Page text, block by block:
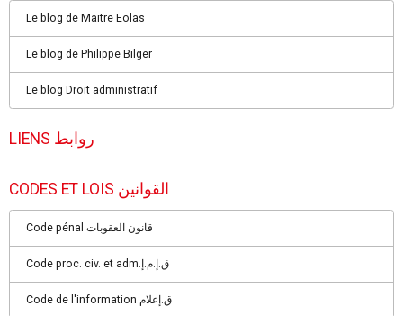
Le blog de Maitre Eolas
Le blog de Philippe Bilger
Le blog Droit administratif
LIENS روابط
CODES ET LOIS القوانين
Code pénal قانون العقوبات
Code proc. civ. et adm.ق.إ.م.إ
Code de l'information ق.إعلام